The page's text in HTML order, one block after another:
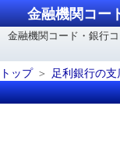
金融機関コー
金融機関コード・銀行
トップ
足利銀行の支